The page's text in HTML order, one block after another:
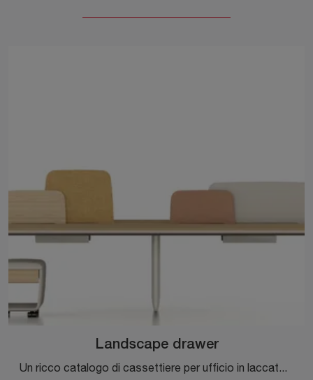
Landscape drawer
Un ricco catalogo di cassettiere per ufficio in laccato ti attende! Il modello Landscape drawer di Alias ti attende!